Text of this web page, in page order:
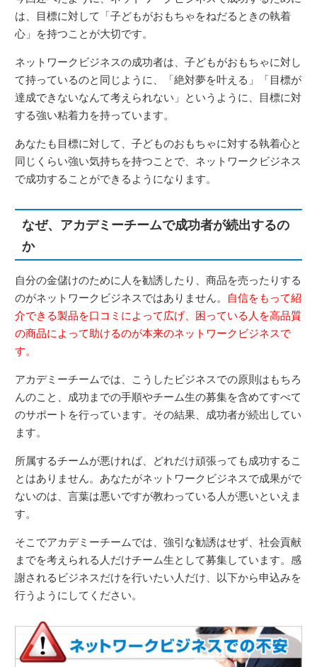
は、目標に対して「子どもがおもちゃをねだるときの執着
心」を持つことが大切です。
ネットワークビジネスの成功者は、子どもがおもちゃに対し
て持っているのと同じように、「絶対夢を叶える」「目標が
達成できないなんて考えられない」というように、目標に対
する強い粘着力を持っています。
あなたも目標に対して、子どものおもちゃに対する執着心と
同じくらい強い気持ちを持つことで、ネットワークビジネス
で成功することができるようになります。
なぜ、アカデミーチームで成功者が続出するの
か
自分の金儲けのために人を勧誘したり、商品を売ったりする
のがネットワークビジネスではありません。
自信をもって紹
介できる製品を口コミによって広げ、困っている人を高品質
の商品によって助けるのが本来のネットワークビジネスで
す。
アカデミーチームでは、こうしたビジネスでの原則はもちろ
んのこと、成功までの手順やチーム生の募集を含めてすべて
のサポートを行っています。その結果、成功者が続出してい
ます。
所属するチームが悪ければ、どれだけ頑張っても成功するこ
とはありません。あなたがネットワークビジネスで成果がで
ないのは、言葉は悪いですが教わっている人が悪いといえま
す。
そこでアカデミーチームでは、強引な勧誘はせず、社会貢献
までを考えられる人だけチーム生として募集しています。感
謝されるビジネスだけを行いたい人だけ、以下から申込みを
行うようにしてください。